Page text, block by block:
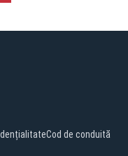
Cod de conduită